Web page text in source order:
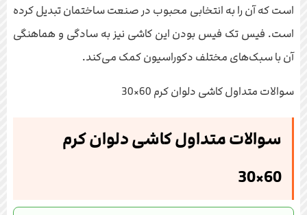
است که آن را به انتخابی محبوب در صنعت ساختمان تبدیل کرده
است. فیس تک فیس بودن این کاشی نیز به سادگی و هماهنگی
آن با سبک‌های مختلف دکوراسیون کمک می‌کند.
سوالات متداول کاشی دلوان کرم 60×30
سوالات متداول کاشی دلوان کرم
60×30